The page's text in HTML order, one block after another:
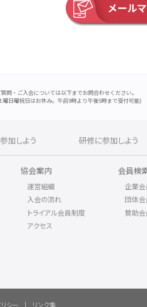
メール
質問・ご入会については以下までお問合わせください。
曜日曜祝日はお休み。午前9時より午後5時まで受付可能)
加しよう 研修に参加しよう
協会案内
運営組織
入会の流れ
トライアル会員制度
アクセス
会員検
企業会
団体会
賛助会
シー リンク集